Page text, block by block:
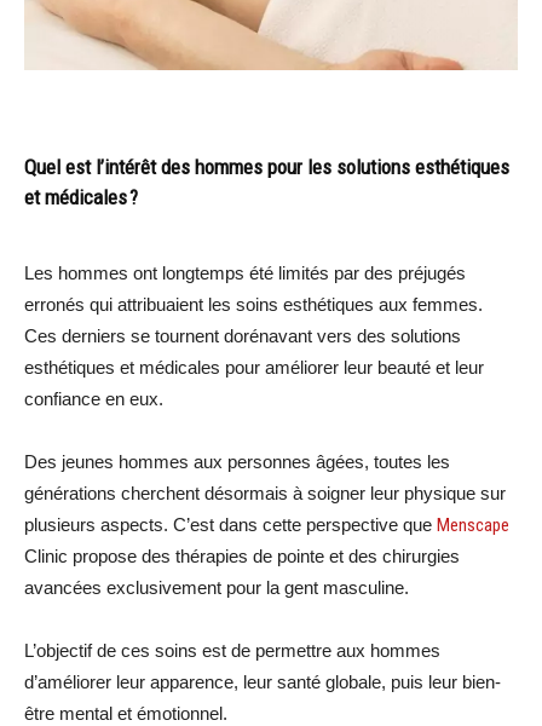
Quel est l’intérêt des hommes pour les solutions esthétiques
et médicales ?
Les hommes ont longtemps été limités par des préjugés
erronés qui attribuaient les soins esthétiques aux femmes.
Ces derniers se tournent dorénavant vers des solutions
esthétiques et médicales pour améliorer leur beauté et leur
confiance en eux.
Des jeunes hommes aux personnes âgées, toutes les
générations cherchent désormais à soigner leur physique sur
plusieurs aspects. C’est dans cette perspective que Menscape
Clinic propose des thérapies de pointe et des chirurgies
avancées exclusivement pour la gent masculine.
L’objectif de ces soins est de permettre aux hommes
d’améliorer leur apparence, leur santé globale, puis leur bien-
être mental et émotionnel.